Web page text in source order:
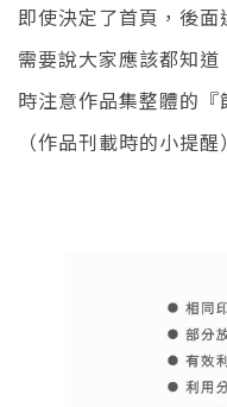
即使決定了首頁，後
需要說大家應該都知
時注意作品集整體的『
（作品刊載時的小提醒）